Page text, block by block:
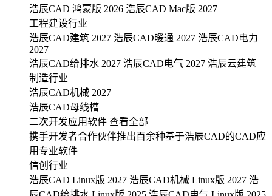
浩辰CAD 鸿蒙版 2026 浩辰CAD Mac版 2027
工程建设行业
浩辰CAD建筑 2027 浩辰CAD暖通 2027 浩辰CAD电力
2027
浩辰CAD给排水 2027 浩辰CAD电气 2027 浩辰云建筑
制造行业
浩辰CAD机械 2027
浩辰CAD母线槽
二次开发应用软件 查看全部
携手开发者合作伙伴推出百余种基于浩辰CAD的CAD应
用专业软件
信创行业
浩辰CAD Linux版 2027 浩辰CAD机械 Linux版 2027 浩